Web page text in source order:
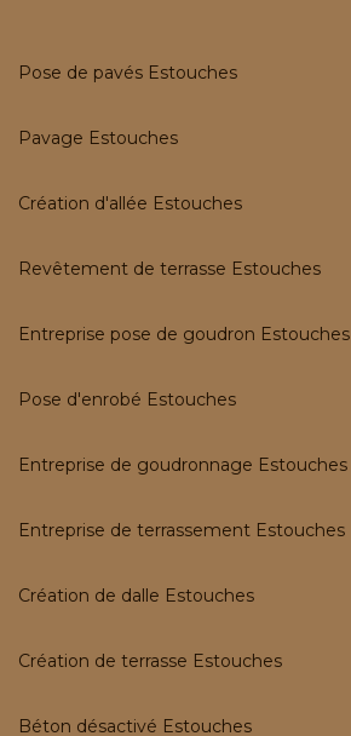
Pose de pavés Estouches
Pavage Estouches
Création d'allée Estouches
Revêtement de terrasse Estouches
Entreprise pose de goudron Estouches
Pose d'enrobé Estouches
Entreprise de goudronnage Estouches
Entreprise de terrassement Estouches
Création de dalle Estouches
Création de terrasse Estouches
Béton désactivé Estouches